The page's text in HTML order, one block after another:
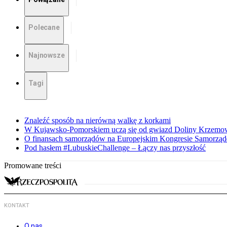
Polecane
Najnowsze
Tagi
Znaleźć sposób na nierówną walkę z korkami
W Kujawsko-Pomorskiem uczą się od gwiazd Doliny
O finansach samorządów na Europejskim Kongresie
Pod hasłem #LubuskieChallenge – Łączy nas przyszłość
Promowane treści
KONTAKT